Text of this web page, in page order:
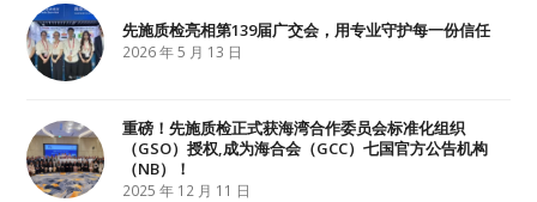
先施质检亮相第139届广交会，用专业守护每一份信任
2026 年 5 月 13 日
重磅！先施质检正式获海湾合作委员会标准化组织
（GSO）授权,成为海合会（GCC）七国官方公告机构
（NB）！
2025 年 12 月 11 日